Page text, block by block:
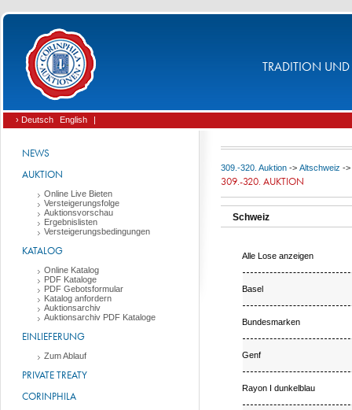
TRADITION UND
› Deutsch English |
NEWS
AUKTION
Online Live Bieten
Versteigerungsfolge
Auktionsvorschau
Ergebnislisten
Versteigerungsbedingungen
KATALOG
Online Katalog
PDF Kataloge
PDF Gebotsformular
Katalog anfordern
Auktionsarchiv
Auktionsarchiv PDF Kataloge
EINLIEFERUNG
Zum Ablauf
PRIVATE TREATY
CORINPHILA
309.-320. Auktion -> Altschweiz ->
309.-320. AUKTION
Schweiz
Alle Lose anzeigen
Basel
Bundesmarken
Genf
Rayon I dunkelblau